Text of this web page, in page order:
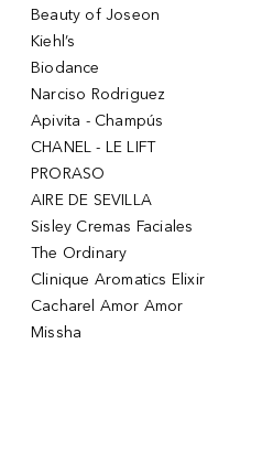
Beauty of Joseon
Kiehl’s
Biodance
Narciso Rodriguez
Apivita - Champús
CHANEL - LE LIFT
PRORASO
AIRE DE SEVILLA
Sisley Cremas Faciales
The Ordinary
Clinique Aromatics Elixir
Cacharel Amor Amor
Missha